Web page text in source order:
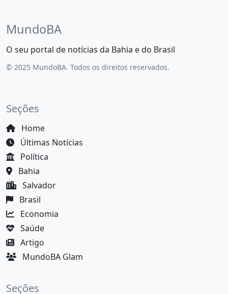
MundoBA
O seu portal de notícias da Bahia e do Brasil
© 2025 MundoBA. Todos os direitos reservados.
Seções
Home
Últimas Notícias
Política
Bahia
Salvador
Brasil
Economia
Saúde
Artigo
MundoBA Glam
Seções